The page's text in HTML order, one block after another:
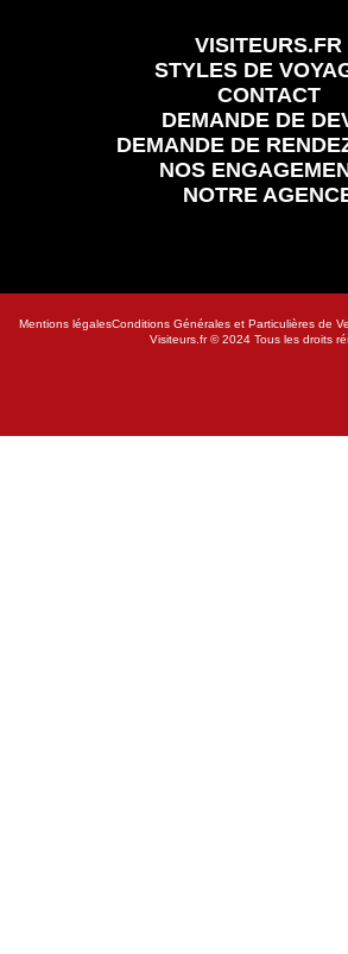
VISITEURS.FR
STYLES DE
CONTACT
DEMANDE DE
DEMANDE DE
NOS
NOTRE
Mentions légalesConditions Générales et Particulières de
Visiteurs.fr© 2024 Tous les droits